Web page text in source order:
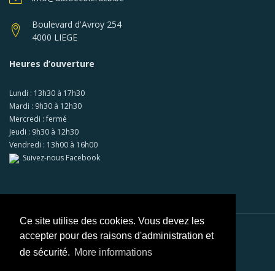
Ce site utilise des cookies. Vous devez les
accepter pour des raisons d'administration et
de sécurité. More informations
Boulevard d'Avroy 254
4000 LIEGE
Heures d’ouverture
Lundi : 13h30 à 17h30
Mardi : 9h30 à 12h30
Mercredi : fermé
Jeudi : 9h30 à 12h30
Vendredi : 13h00 à 16h00
Suivez-nous Facebook
Paiements sécurisés viaMollie